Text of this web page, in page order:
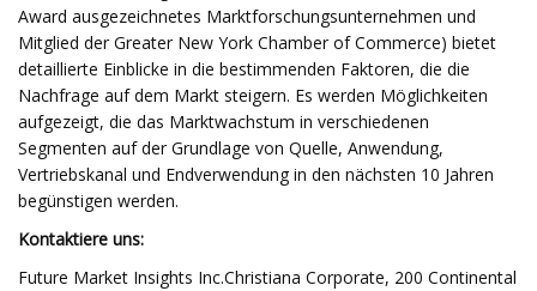
Award ausgezeichnetes Marktforschungsunternehmen und
Mitglied der Greater New York Chamber of Commerce) bietet
detaillierte Einblicke in die bestimmenden Faktoren, die die
Nachfrage auf dem Markt steigern. Es werden Möglichkeiten
aufgezeigt, die das Marktwachstum in verschiedenen
Segmenten auf der Grundlage von Quelle, Anwendung,
Vertriebskanal und Endverwendung in den nächsten 10 Jahren
begünstigen werden.
Kontaktiere uns:
Future Market Insights Inc.Christiana Corporate, 200 Continental